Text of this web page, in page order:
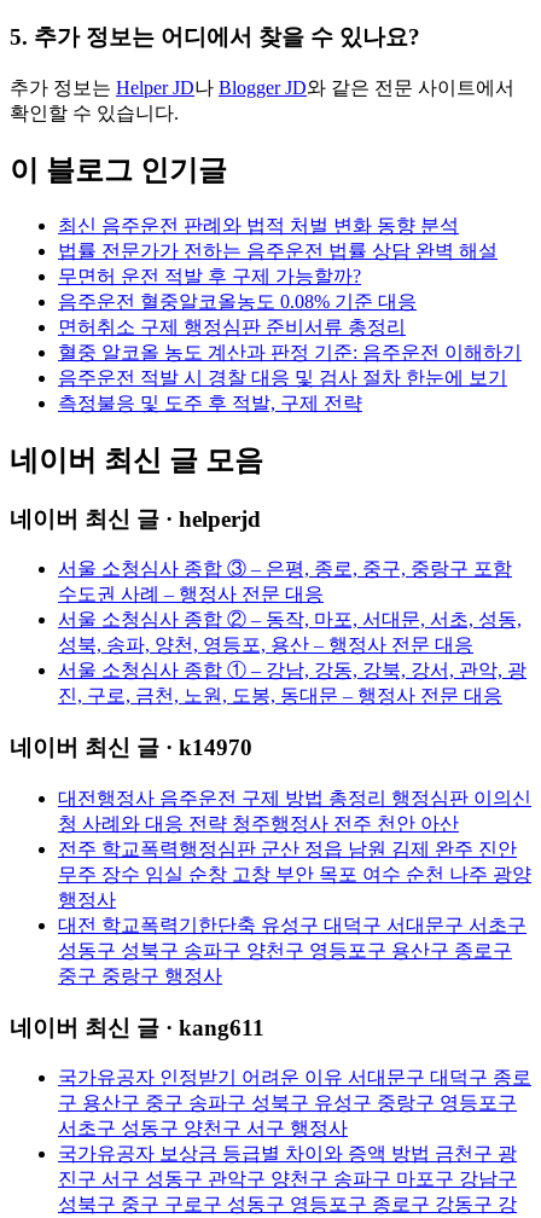
5. 추가 정보는 어디에서 찾을 수 있나요?
추가 정보는 Helper JD나 Blogger JD와 같은 전문 사이트에서
확인할 수 있습니다.
이 블로그 인기글
최신 음주운전 판례와 법적 처벌 변화 동향 분석
법률 전문가가 전하는 음주운전 법률 상담 완벽 해설
무면허 운전 적발 후 구제 가능할까?
음주운전 혈중알코올농도 0.08% 기준 대응
면허취소 구제 행정심판 준비서류 총정리
혈중 알코올 농도 계산과 판정 기준: 음주운전 이해하기
음주운전 적발 시 경찰 대응 및 검사 절차 한눈에 보기
측정불응 및 도주 후 적발, 구제 전략
네이버 최신 글 모음
네이버 최신 글 · helperjd
서울 소청심사 종합 ③ – 은평, 종로, 중구, 중랑구 포함
수도권 사례 – 행정사 전문 대응
서울 소청심사 종합 ② – 동작, 마포, 서대문, 서초, 성동,
성북, 송파, 양천, 영등포, 용산 – 행정사 전문 대응
서울 소청심사 종합 ① – 강남, 강동, 강북, 강서, 관악, 광
진, 구로, 금천, 노원, 도봉, 동대문 – 행정사 전문 대응
네이버 최신 글 · k14970
대전행정사 음주운전 구제 방법 총정리 행정심판 이의신
청 사례와 대응 전략 청주행정사 전주 천안 아산
전주 학교폭력행정심판 군산 정읍 남원 김제 완주 진안
무주 장수 임실 순창 고창 부안 목포 여수 순천 나주 광양
행정사
대전 학교폭력기한단축 유성구 대덕구 서대문구 서초구
성동구 성북구 송파구 양천구 영등포구 용산구 종로구
중구 중랑구 행정사
네이버 최신 글 · kang611
국가유공자 인정받기 어려운 이유 서대문구 대덕구 종로
구 용산구 중구 송파구 성북구 유성구 중랑구 영등포구
서초구 성동구 양천구 서구 행정사
국가유공자 보상금 등급별 차이와 증액 방법 금천구 광
진구 서구 성동구 관악구 양천구 송파구 마포구 강남구
성북구 중구 구로구 성동구 영등포구 종로구 강동구 강